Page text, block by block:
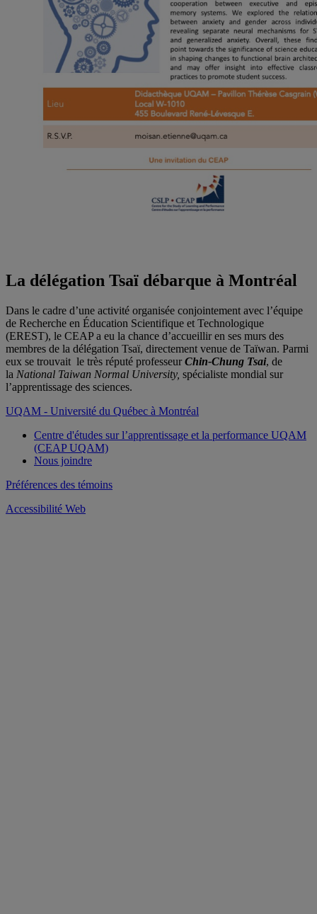
La délégation Tsaï débarque à Montréal
Dans le cadre d’une activité organisée conjointement avec l’équipe
de Recherche en Éducation Scientifique et Technologique
(EREST), le CEAP a eu la chance d’accueillir en ses murs des
membres de la délégation Tsaï, directement venue de Taïwan. Parmi
eux se trouvait le très réputé professeurChin-Chung Tsai, de
la National Taiwan Normal University, spécialiste mondial sur
l’apprentissage des sciences.
UQAM - Université du Québec à Montréal
Centre d'études sur l’apprentissage et la performance UQAM
(CEAP UQAM)
Nous joindre
Préférences des témoins
Accessibilité Web